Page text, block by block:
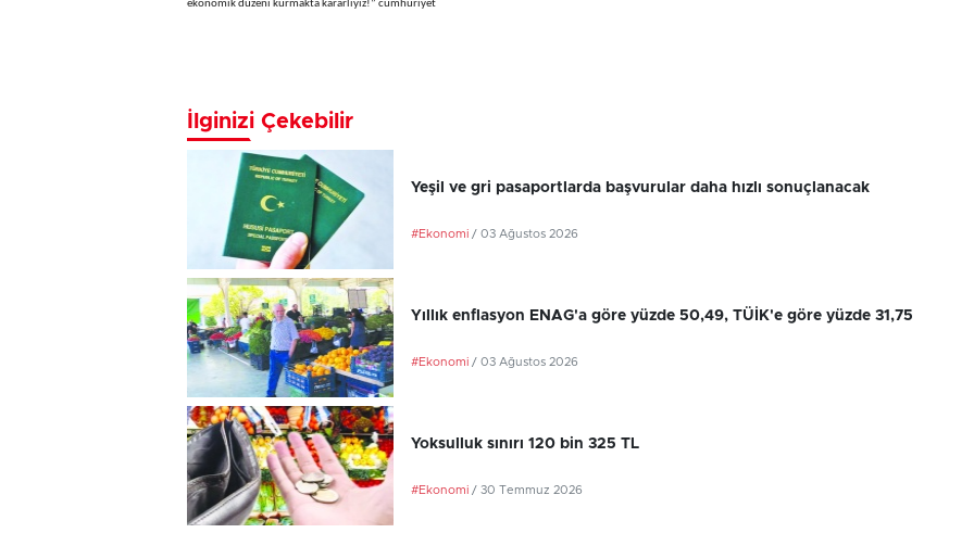
ekonomik düzeni kurmakta kararlıyız!” cumhuriyet
İlginizi Çekebilir
Yeşil ve gri pasaportlarda başvurular daha hızlı sonuçlanacak
#Ekonomi / 03 Ağustos 2026
Yıllık enflasyon ENAG'a göre yüzde 50,49, TÜİK'e göre yüzde 31,75
#Ekonomi / 03 Ağustos 2026
Yoksulluk sınırı 120 bin 325 TL
#Ekonomi / 30 Temmuz 2026